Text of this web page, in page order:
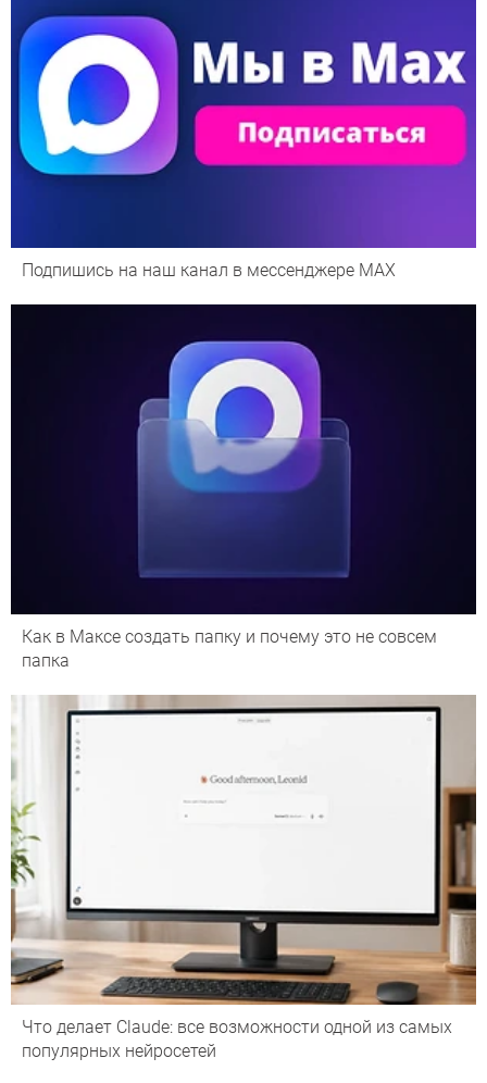
Подпишись на наш канал в мессенджере МАХ
Как в Максе создать папку и почему это не совсем
папка
Что делает Сlaude: все возможности одной из самых
популярных нейросетей